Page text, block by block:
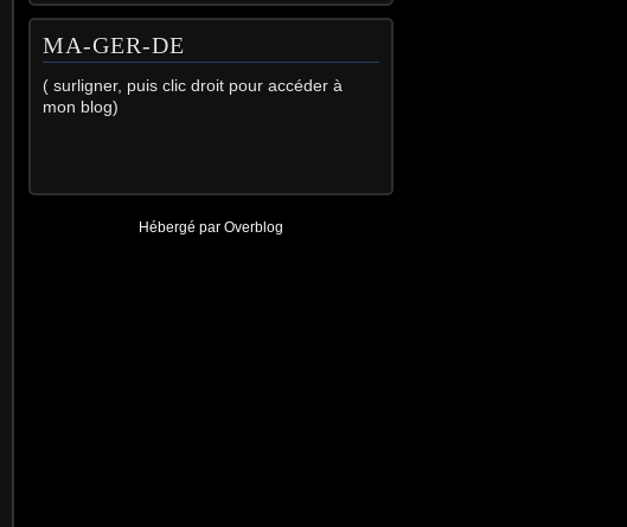
MA-GER-DE
( surligner, puis clic droit pour accéder à
mon blog)
Hébergé par Overblog